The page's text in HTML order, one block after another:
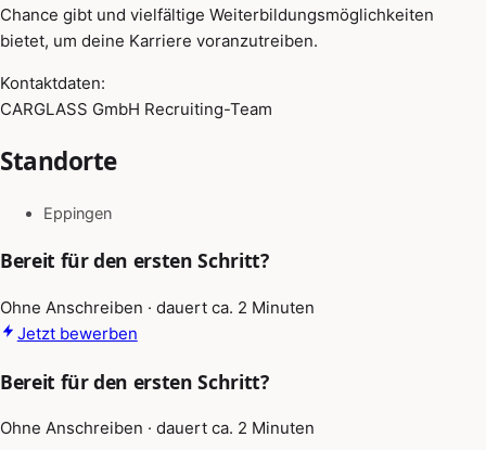
Chance gibt und vielfältige Weiterbildungsmöglichkeiten
bietet, um deine Karriere voranzutreiben.
Kontaktdaten:
CARGLASS GmbH Recruiting-Team
Standorte
Eppingen
Bereit für den ersten Schritt?
Ohne Anschreiben · dauert ca. 2 Minuten
Jetzt bewerben
Bereit für den ersten Schritt?
Ohne Anschreiben · dauert ca. 2 Minuten